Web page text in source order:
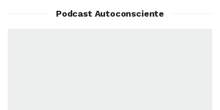
Podcast Autoconsciente